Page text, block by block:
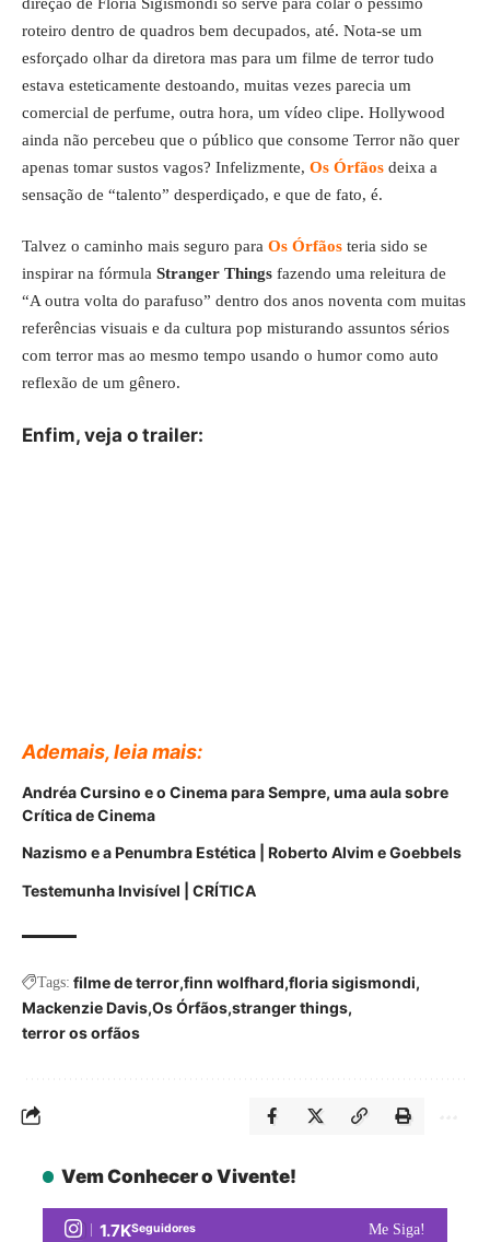
roteiro dentro de quadros bem decupados, até. Nota-se um
esforçado olhar da diretora mas para um filme de terror tudo
estava esteticamente destoando, muitas vezes parecia um
comercial de perfume, outra hora, um vídeo clipe. Hollywood
ainda não percebeu que o público que consome Terror não quer
apenas tomar sustos vagos? Infelizmente, Os Órfãos deixa a
sensação de “talento” desperdiçado, e que de fato, é.
Talvez o caminho mais seguro para Os Órfãos teria sido se
inspirar na fórmula Stranger Things fazendo uma releitura de
“A outra volta do parafuso” dentro dos anos noventa com muitas
referências visuais e da cultura pop misturando assuntos sérios
com terror mas ao mesmo tempo usando o humor como auto
reflexão de um gênero.
Enfim, veja o trailer:
Ademais, leia mais:
Andréa Cursino e o Cinema para Sempre, uma aula sobre
Crítica de Cinema
Nazismo e aPenumbra Estética | Roberto Alvim e Goebbels
Testemunha Invisível | CRÍTICA
Tags: filme de terror finn wolfhard floria sigismondi
Mackenzie Davis Os Órfãos stranger things
terror os orfãos
Vem Conhecer o Vivente!
1.7KSeguidores Me Siga!